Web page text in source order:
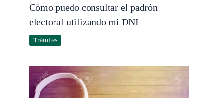
Cómo puedo consultar el padrón
electoral utilizando mi DNI
Trámites